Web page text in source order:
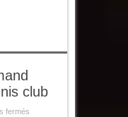
club
ferméssur